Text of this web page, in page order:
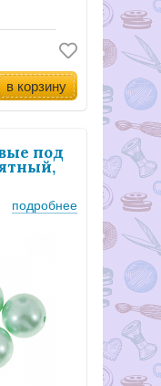
в корзину
под
подробнее